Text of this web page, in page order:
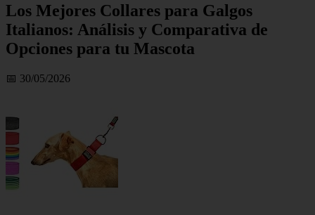
Los Mejores Collares para Galgos
Italianos: Análisis y Comparativa de
Opciones para tu Mascota
📅 30/05/2026